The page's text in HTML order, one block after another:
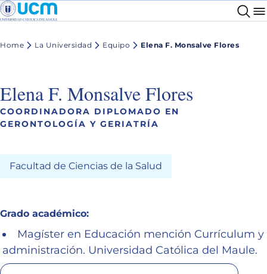
Home La Universidad Equipo Elena F. Monsalve Flores
Elena F. Monsalve Flores
COORDINADORA DIPLOMADO EN
GERONTOLOGÍA Y GERIATRÍA
Facultad de Ciencias de la Salud
Grado académico:
Magíster en Educación mención Currículum y
administración. Universidad Católica del Maule.